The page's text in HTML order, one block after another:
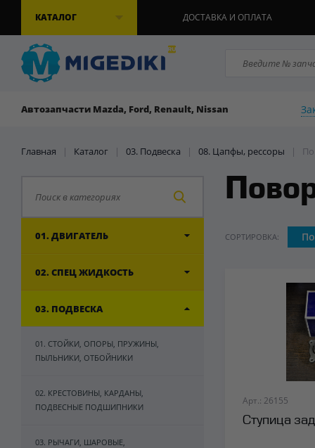
КАТАЛОГ ДОСТАВКА И ОПЛАТА
Автозапчасти Mazda, Ford, Renault, Nissan
Главная | Каталог | 03. Подвеска | 08. Цапфы, рессоры |
01. ДВИГАТЕЛЬ
02. СПЕЦ ЖИДКОСТЬ
03. ПОДВЕСКА
01. СТОЙКИ, ОПОРЫ, ПРУЖИНЫ,
ПЫЛЬНИКИ, ОТБОЙНИКИ
02. КРЕСТОВИНЫ, КАРДАНЫ,
ПОДВЕСНЫЕ ПОДШИПНИКИ
03. РЫЧАГИ, ШАРОВЫЕ,
СОРТИРОВКА:
Арт.: 26155
Ступица